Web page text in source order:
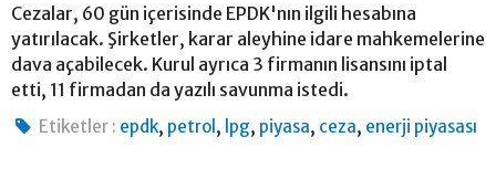
Cezalar, 60 gün içerisinde EPDK'nın ilgili hesabına
yatırılacak. Şirketler, karar aleyhine idare mahkemelerine
dava açabilecek. Kurul ayrıca 3 firmanın lisansını iptal
etti, 11 firmadan da yazılı savunma istedi.
Etiketler : epdk, petrol , lpg, piyasa, ceza, enerji piyasası